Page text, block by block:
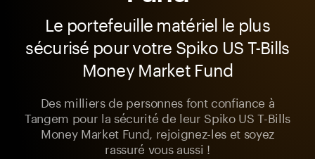
Le portefeuille matériel le plus
sécurisé pour votre Spiko US T-Bills
Money Market Fund
Des milliers de personnes font confiance à
Tangem pour la sécurité de leur Spiko US T-Bills
Money Market Fund, rejoignez-les et soyez
rassuré vous aussi !